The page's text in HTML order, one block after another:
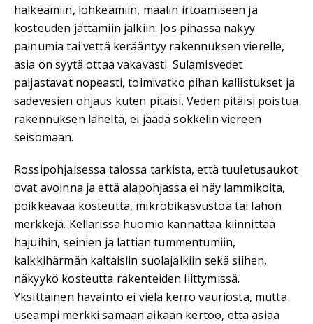
halkeamiin, lohkeamiin, maalin irtoamiseen ja
kosteuden jättämiin jälkiin. Jos pihassa näkyy
painumia tai vettä kerääntyy rakennuksen vierelle,
asia on syytä ottaa vakavasti. Sulamisvedet
paljastavat nopeasti, toimivatko pihan kallistukset ja
sadevesien ohjaus kuten pitäisi. Veden pitäisi poistua
rakennuksen läheltä, ei jäädä sokkelin viereen
seisomaan.
Rossipohjaisessa talossa tarkista, että tuuletusaukot
ovat avoinna ja että alapohjassa ei näy lammikoita,
poikkeavaa kosteutta, mikrobikasvustoa tai lahon
merkkejä. Kellarissa huomio kannattaa kiinnittää
hajuihin, seinien ja lattian tummentumiin,
kalkkihärmän kaltaisiin suolajälkiin sekä siihen,
näkyykö kosteutta rakenteiden liittymissä.
Yksittäinen havainto ei vielä kerro vauriosta, mutta
useampi merkki samaan aikaan kertoo, että asiaa